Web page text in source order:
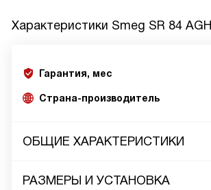
Характеристики Smeg SR 84 AGH
Гарантия, мес
Страна-производитель
ОБЩИЕ ХАРАКТЕРИСТИКИ
РАЗМЕРЫ И УСТАНОВКА